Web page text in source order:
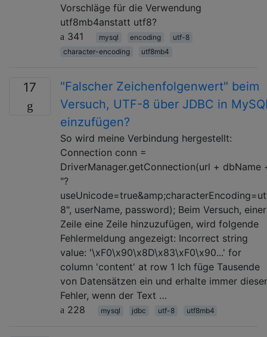
Vorschläge für die Verwendung
utf8mb4anstatt utf8?
341
mysql encoding
utf-8
character-encoding
utf8mb4
17
"Falscher Zeichenfolgenwert" beim
Versuch, UTF-8 über JDBC in
einzufügen?
So wird meine Verbindung hergestellt:
Connection conn =
DriverManager.getConnection(url + dbName
"?
8", userName, password); Beim Versuch, einer
Zeile eine Zeile hinzuzufügen, wird folgende
Fehlermeldung angezeigt: Incorrect string
value: '\xF0\x90\x8D\x83\xF0\x90...' for
column 'content' at row 1 Ich füge Tausende
von Datensätzen ein und erhalte immer
Fehler, wenn der Text …
228
mysql jdbc utf-8 utf8mb4